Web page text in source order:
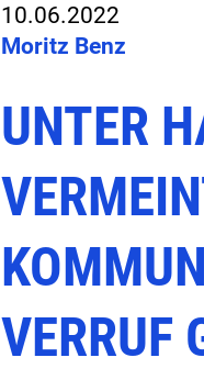
10.06.2022
Moritz Benz
UNTER
VERRUF